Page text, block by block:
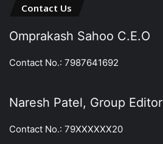
Contact Us
Omprakash Sahoo C.E.O
Contact No.: 7987641692
Naresh Patel, Group Editor
Contact No.: 79XXXXXX20